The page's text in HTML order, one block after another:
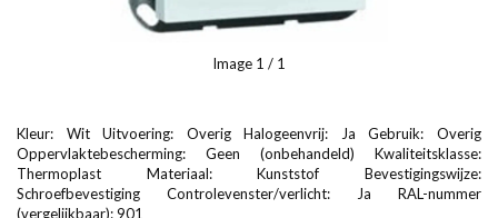
Image 1 / 1
Kleur: Wit Uitvoering: Overig Halogeenvrij: Ja Gebruik: Overig
Oppervlaktebescherming: Geen (onbehandeld) Kwaliteitsklasse:
Thermoplast Materiaal: Kunststof Bevestigingswijze:
Schroefbevestiging Controlevenster/verlicht: Ja RAL-nummer
(vergelijkbaar): 901